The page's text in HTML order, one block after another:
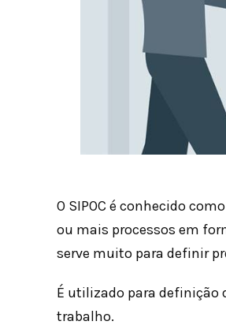
O SIPOC é conhecido
ou mais processos em
serve muito para definir
É utilizado para definição
trabalho.